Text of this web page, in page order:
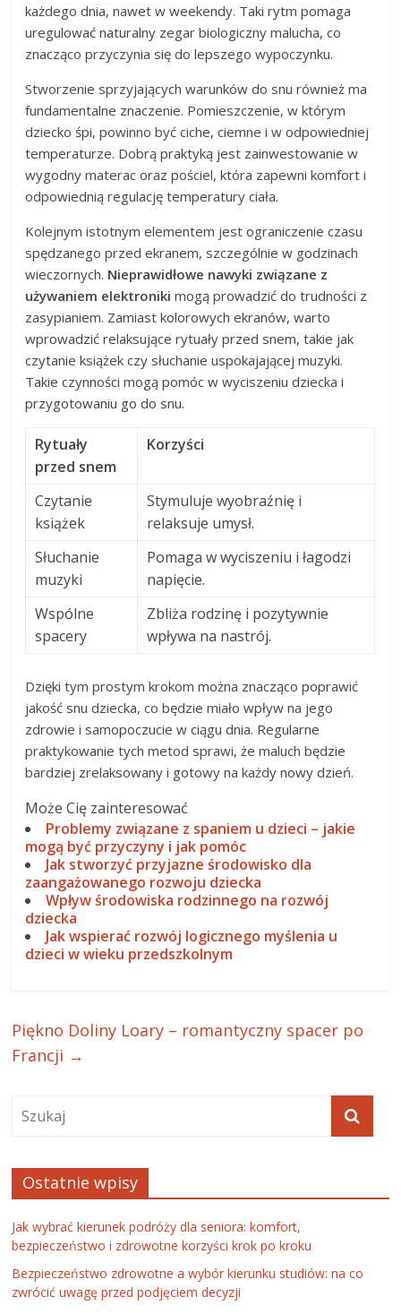
każdego dnia, nawet w weekendy. Taki rytm pomaga
uregulować naturalny zegar biologiczny malucha, co
znacząco przyczynia się do lepszego wypoczynku.
Stworzenie sprzyjających warunków do snu również ma
fundamentalne znaczenie. Pomieszczenie, w którym
dziecko śpi, powinno być ciche, ciemne i w odpowiedniej
temperaturze. Dobrą praktyką jest zainwestowanie w
wygodny materac oraz pościel, która zapewni komfort i
odpowiednią regulację temperatury ciała.
Kolejnym istotnym elementem jest ograniczenie czasu
spędzanego przed ekranem, szczególnie w godzinach
wieczornych. Nieprawidłowe nawyki związane z
używaniem elektroniki mogą prowadzić do trudności z
zasypianiem. Zamiast kolorowych ekranów, warto
wprowadzić relaksujące rytuały przed snem, takie jak
czytanie książek czy słuchanie uspokajającej muzyki.
Takie czynności mogą pomóc w wyciszeniu dziecka i
przygotowaniu go do snu.
Rytuały
przed snem
Korzyści
Czytanie
książek
Stymuluje wyobraźnię i
relaksuje umysł.
Słuchanie
muzyki
Pomaga w wyciszeniu i łagodzi
napięcie.
Wspólne
spacery
Zbliża rodzinę i pozytywnie
wpływa na nastrój.
Dzięki tym prostym krokom można znacząco poprawić
jakość snu dziecka, co będzie miało wpływ na jego
zdrowie i samopoczucie w ciągu dnia. Regularne
praktykowanie tych metod sprawi, że maluch będzie
bardziej zrelaksowany i gotowy na każdy nowy dzień.
Może Cię zainteresować
Problemy związane z spaniem u dzieci – jakie
mogą być przyczyny i jak pomóc
Jak stworzyć przyjazne środowisko dla
zaangażowanego rozwoju dziecka
Wpływ środowiska rodzinnego na rozwój
dziecka
Jak wspierać rozwój logicznego myślenia u
dzieci w wieku przedszkolnym
Piękno Doliny Loary – romantyczny spacer po
Francji →
Ostatnie wpisy
Jak wybrać kierunek podróży dla seniora: komfort,
bezpieczeństwo i zdrowotne korzyści krok po kroku
Bezpieczeństwo zdrowotne a wybór kierunku studiów: na co
zwrócić uwagę przed podjęciem decyzji